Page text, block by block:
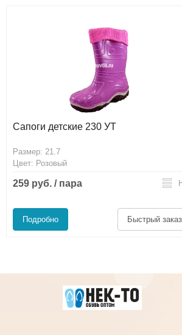
Сапоги детские 230 УТ
Размер: 21.7
Цвет: Розовый
259 руб. / пара
Подробно Быстрый заказ